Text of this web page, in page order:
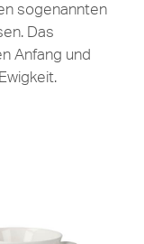
sogenannten
Das
Anfang und